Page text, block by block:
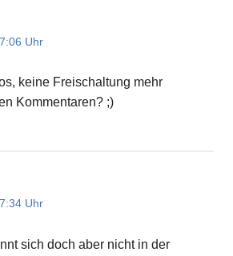
Uhr
keine Freischaltung mehr
Kommentaren? ;)
Uhr
sich doch aber nicht in der